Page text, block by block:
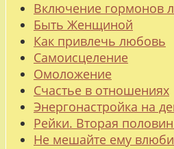
Включение гормонов
Быть Женщиной
Как привлечь любовь
Самоисцеление
Омоложение
Счастье в отношениях
Энергонастройка на
Рейки. Вторая
Не мешайте ему